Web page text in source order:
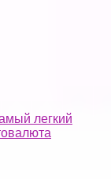
легкий